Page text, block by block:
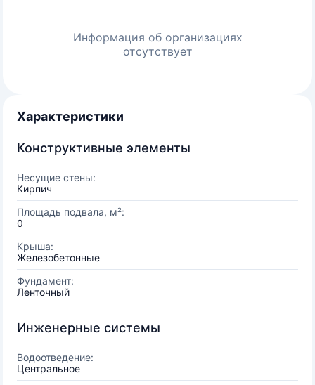
Информация об организациях
отсутствует
Характеристики
Конструктивные элементы
Несущие стены:
Кирпич
Площадь подвала, м²:
0
Крыша:
Железобетонные
Фундамент:
Ленточный
Инженерные системы
Водоотведение:
Центральное